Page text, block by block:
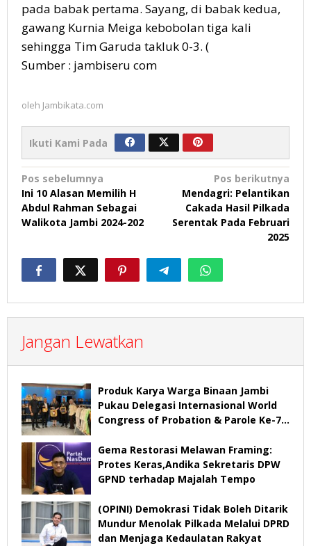
pada babak pertama. Sayang, di babak kedua,
gawang Kurnia Meiga kebobolan tiga kali
sehingga Tim Garuda takluk 0-3. (
Sumber : jambiseru com
oleh Jambikata.com
Ikuti Kami Pada
Navigasi
pos
Pos sebelumnya
Ini 10 Alasan Memilih H
Abdul Rahman Sebagai
Walikota Jambi 2024-202
Pos berikutnya
Mendagri: Pelantikan
Cakada Hasil Pilkada
Serentak Pada Februari
2025
Jangan Lewatkan
Produk Karya Warga Binaan Jambi
Pukau Delegasi Internasional World
Congress of Probation & Parole Ke-7
Gema Restorasi Melawan Framing:
Protes Keras,Andika Sekretaris DPW
GPND terhadap Majalah Tempo
(OPINI) Demokrasi Tidak Boleh Ditarik
Mundur Menolak Pilkada Melalui DPRD
dan Menjaga Kedaulatan Rakyat